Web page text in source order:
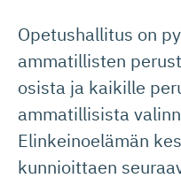
Opetushallitus on
ammatillisten
osista ja kaikille
ammatillisista
Elinkeinoelämän
kunnioittaen